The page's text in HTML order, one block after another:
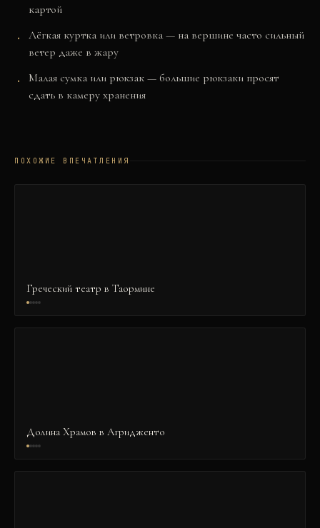
картой
Лёгкая куртка или ветровка — на вершине часто сильный
ветер даже в жару
Малая сумка или рюкзак — большие рюкзаки просят
сдать в камеру хранения
ПОХОЖИЕ ВПЕЧАТЛЕНИЯ
Греческий театр в Таормине
Долина Храмов в Агридженто